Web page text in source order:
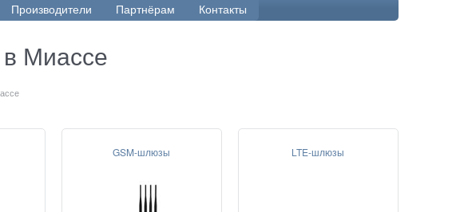
Производители Партнёрам Контакты
Миассе
GSM-шлюзы LTE-шлюзы